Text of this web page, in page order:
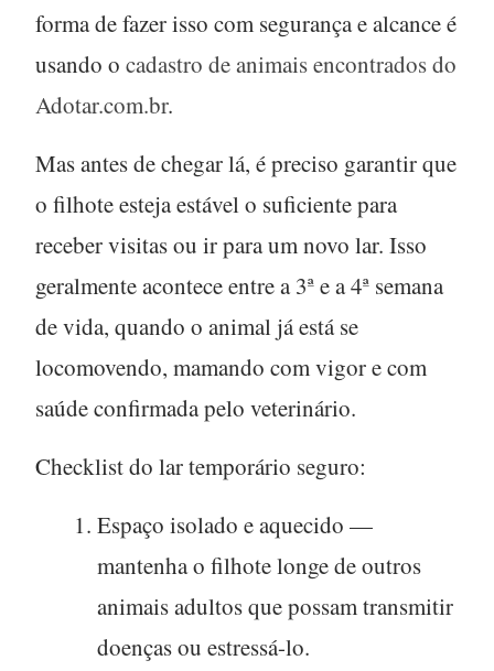
forma de fazer isso com segurança e alcance é
usando o cadastro de animais encontrados do
Adotar.com.br.
Mas antes de chegar lá, é preciso garantir que
o filhote esteja estável o suficiente para
receber visitas ou ir para um novo lar. Isso
geralmente acontece entre a3ª e a 4ª semana
de vida, quando o animal já está se
locomovendo, mamando com vigor e com
saúde confirmada pelo veterinário.
Checklist do lar temporário seguro:
Espaço isolado e aquecido —
mantenha o filhote longe de outros
animais adultos que possam transmitir
doenças ou estressá-lo.